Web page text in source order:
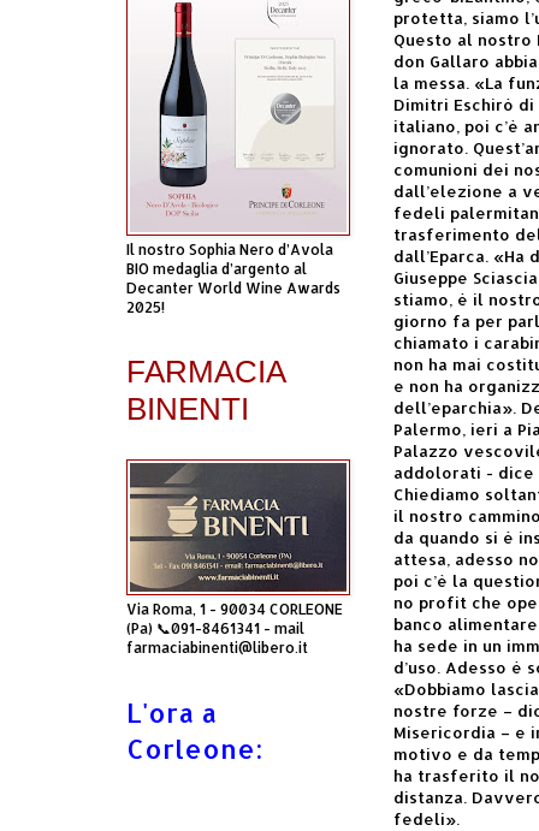
protetta, siamo
Questo al nostro
don Gallaro
la messa. «La
Dimitri Eschirò
italiano, poi c’è
ignorato.
comunioni dei
dall’elezione a
fedeli
trasferimento
dall’Eparca.
Giuseppe
stiamo, è il
giorno fa per
chiamato i
non ha mai
e non ha
dell’eparchia».
Palermo, ieri a
Palazzo
addolorati - dice
Chiediamo
il nostro
da quando si è
attesa, adesso
poi c’è la
no profit che
banco
ha sede in un
d’uso. Adesso è
«Dobbiamo
nostre forze –
Misericordia – e
motivo e da
ha trasferito il
distanza.
fedeli».
Il nostro Sophia Nero d’Avola
BIO medaglia d’argento al
Decanter World Wine Awards
2025!
FARMACIA
BINENTI
Via Roma, 1 - 90034 CORLEONE
(Pa) 📞091-8461341 - mail
farmaciabinenti@libero.it
L'ora a
Corleone: